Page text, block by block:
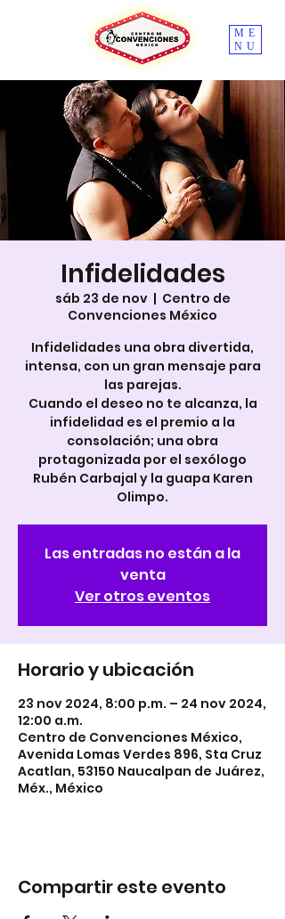
ME
NU
Infidelidades
sáb 23 de nov
  |
Centro de
Convenciones México
Infidelidades una obra divertida,
intensa, con un gran mensaje para
las parejas.
Cuando el deseo no te alcanza, la
infidelidad es el premio a la
consolación; una obra
protagonizada por el sexólogo
Rubén Carbajal y la guapa Karen
Olimpo.
Las entradas no están a la
venta
Ver otros eventos
Horario y ubicación
23 nov 2024, 8:00 p.m. – 24 nov 2024,
12:00 a.m.
Centro de Convenciones México,
Avenida Lomas Verdes 896, Sta Cruz
Acatlan, 53150 Naucalpan de Juárez,
Méx., México
Compartir este evento